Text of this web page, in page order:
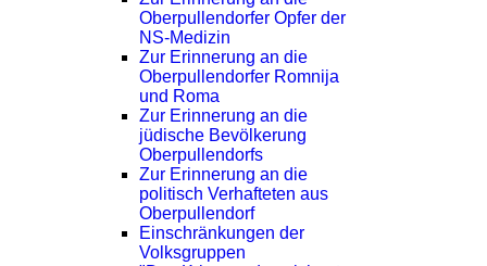
Oberpullendorfer Opfer der
NS-Medizin
Zur Erinnerung an die
Oberpullendorfer Romnija
und Roma
Zur Erinnerung an die
jüdische Bevölkerung
Oberpullendorfs
Zur Erinnerung an die
politisch Verhafteten aus
Oberpullendorf
Einschränkungen der
Volksgruppen